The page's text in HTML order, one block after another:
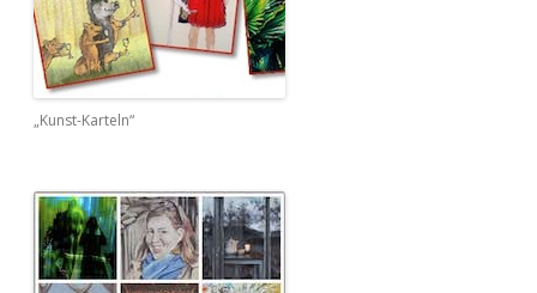
„Kunst-Karteln“